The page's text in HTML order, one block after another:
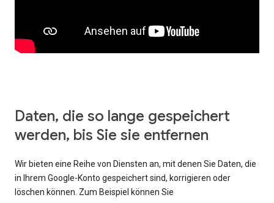
Daten, die so lange gespeichert
werden, bis Sie sie entfernen
Wir bieten eine Reihe von Diensten an, mit denen Sie Daten, die
in Ihrem Google-Konto gespeichert sind, korrigieren oder
löschen können. Zum Beispiel können Sie